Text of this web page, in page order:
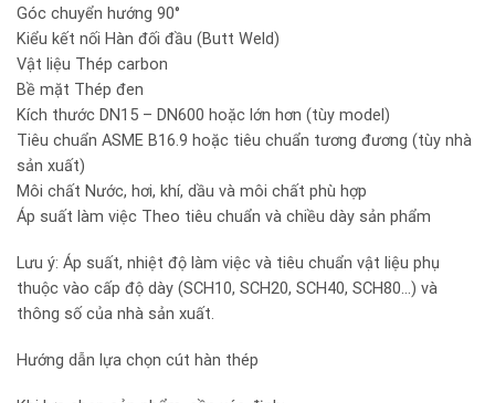
Góc chuyển hướng 90°
Kiểu kết nối Hàn đối đầu (Butt Weld)
Vật liệu Thép carbon
Bề mặt Thép đen
Kích thước DN15 – DN600 hoặc lớn hơn (tùy model)
Tiêu chuẩn ASME B16.9 hoặc tiêu chuẩn tương đương (tùy nhà
sản xuất)
Môi chất Nước, hơi, khí, dầu và môi chất phù hợp
Áp suất làm việc Theo tiêu chuẩn và chiều dày sản phẩm
Lưu ý: Áp suất, nhiệt độ làm việc và tiêu chuẩn vật liệu phụ
thuộc vào cấp độ dày (SCH10, SCH20, SCH40, SCH80…) và
thông số của nhà sản xuất.
Hướng dẫn lựa chọn cút hàn thép